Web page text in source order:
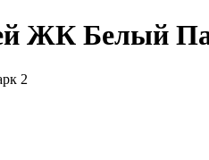
ЖК Белый
2